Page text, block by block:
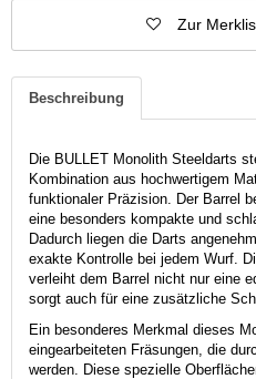
Zur
Beschreibung
Die BULLET Monolith Steeldarts
Kombination aus hochwertigem
funktionaler Präzision. Der Barrel
eine besonders kompakte und
Dadurch liegen die Darts
exakte Kontrolle bei jedem Wurf.
verleiht dem Barrel nicht nur eine
sorgt auch für eine zusätzliche
Ein besonderes Merkmal dieses
eingearbeiteten Fräsungen, die
werden. Diese spezielle